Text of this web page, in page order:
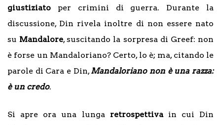
giustiziato per crimini di guerra. Durante la
discussione, Din rivela inoltre di non essere nato
su Mandalore, suscitando la sorpresa di Greef: non
è forse un Mandaloriano? Certo, lo è; ma, citando le
parole di Cara e Din,Mandaloriano non è una razza:
è un credo.
Si apre ora una lunga retrospettivain cui Din